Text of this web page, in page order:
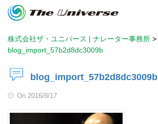
株式会社ザ・ユニバース | ナレーター事務所 >
blog_import_57b2d8dc3009b
blog_import_57b2d8dc3009b
On 2016/8/17